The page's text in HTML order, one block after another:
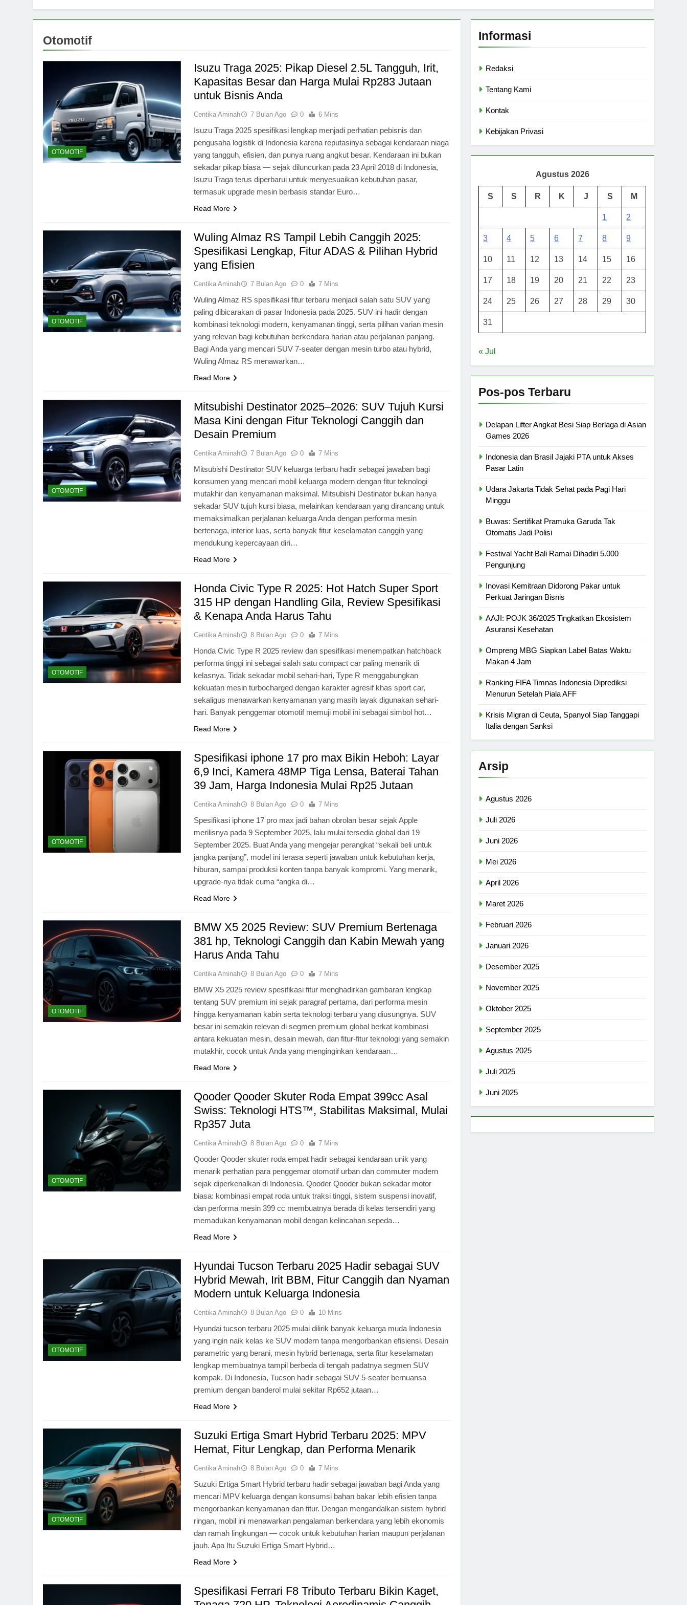
Otomotif
OTOMOTIF
Isuzu Traga 2025: Pikap Diesel 2.5L Tangguh, Irit,
Kapasitas Besar dan Harga Mulai Rp283 Jutaan
untuk Bisnis Anda
Centika Aminah 7 Bulan Ago 0 6 Mins
Isuzu Traga 2025 spesifikasi lengkap menjadi perhatian pebisnis dan
pengusaha logistik di Indonesia karena reputasinya sebagai kendaraan niaga
yang tangguh, efisien, dan punya ruang angkut besar. Kendaraan ini bukan
sekadar pikap biasa — sejak diluncurkan pada 23 April 2018 di Indonesia,
Isuzu Traga terus diperbarui untuk menyesuaikan kebutuhan pasar,
termasuk upgrade mesin berbasis standar Euro…
Read More
OTOMOTIF
Wuling Almaz RS Tampil Lebih Canggih 2025:
Spesifikasi Lengkap, Fitur ADAS & Pilihan Hybrid
yang Efisien
Centika Aminah 7 Bulan Ago 0 7 Mins
Wuling Almaz RS spesifikasi fitur terbaru menjadi salah satu SUV yang
paling dibicarakan di pasar Indonesia pada 2025. SUV ini hadir dengan
kombinasi teknologi modern, kenyamanan tinggi, serta pilihan varian mesin
yang relevan bagi kebutuhan berkendara harian atau perjalanan panjang.
Bagi Anda yang mencari SUV 7-seater dengan mesin turbo atau hybrid,
Wuling Almaz RS menawarkan…
Read More
OTOMOTIF
Mitsubishi Destinator 2025–2026: SUV Tujuh Kursi
Masa Kini dengan Fitur Teknologi Canggih dan
Desain Premium
Centika Aminah 7 Bulan Ago 0 7 Mins
Mitsubishi Destinator SUV keluarga terbaru hadir sebagai jawaban bagi
konsumen yang mencari mobil keluarga modern dengan fitur teknologi
mutakhir dan kenyamanan maksimal. Mitsubishi Destinator bukan hanya
sekadar SUV tujuh kursi biasa, melainkan kendaraan yang dirancang untuk
memaksimalkan perjalanan keluarga Anda dengan performa mesin
bertenaga, interior luas, serta banyak fitur keselamatan canggih yang
mendukung kepercayaan diri…
Read More
OTOMOTIF
Honda Civic Type R 2025: Hot Hatch Super Sport
315 HP dengan Handling Gila, Review Spesifikasi
& Kenapa Anda Harus Tahu
Centika Aminah 8 Bulan Ago 0 7 Mins
Honda Civic Type R 2025 review dan spesifikasi menempatkan hatchback
performa tinggi ini sebagai salah satu compact car paling menarik di
kelasnya. Tidak sekadar mobil sehari-hari, Type R menggabungkan
kekuatan mesin turbocharged dengan karakter agresif khas sport car,
sekaligus menawarkan kenyamanan yang masih layak digunakan sehari-
hari. Banyak penggemar otomotif memuji mobil ini sebagai simbol hot…
Read More
OTOMOTIF
Spesifikasi iphone 17 pro max Bikin Heboh: Layar
6,9 Inci, Kamera 48MP Tiga Lensa, Baterai Tahan
39 Jam, Harga Indonesia Mulai Rp25 Jutaan
Centika Aminah 8 Bulan Ago 0 7 Mins
Spesifikasi iphone 17 pro max jadi bahan obrolan besar sejak Apple
merilisnya pada 9 September 2025, lalu mulai tersedia global dari 19
September 2025. Buat Anda yang mengejar perangkat “sekali beli untuk
jangka panjang”, model ini terasa seperti jawaban untuk kebutuhan kerja,
hiburan, sampai produksi konten tanpa banyak kompromi. Yang menarik,
upgrade-nya tidak cuma “angka di…
Read More
OTOMOTIF
BMW X5 2025 Review: SUV Premium Bertenaga
381 hp, Teknologi Canggih dan Kabin Mewah yang
Harus Anda Tahu
Centika Aminah 8 Bulan Ago 0 7 Mins
BMW X5 2025 review spesifikasi fitur menghadirkan gambaran lengkap
tentang SUV premium ini sejak paragraf pertama, dari performa mesin
hingga kenyamanan kabin serta teknologi terbaru yang diusungnya. SUV
besar ini semakin relevan di segmen premium global berkat kombinasi
antara kekuatan mesin, desain mewah, dan fitur-fitur teknologi yang semakin
mutakhir, cocok untuk Anda yang menginginkan kendaraan…
Read More
OTOMOTIF
Qooder Qooder Skuter Roda Empat 399cc Asal
Swiss: Teknologi HTS™, Stabilitas Maksimal, Mulai
Rp357 Juta
Centika Aminah 8 Bulan Ago 0 7 Mins
Qooder Qooder skuter roda empat hadir sebagai kendaraan unik yang
menarik perhatian para penggemar otomotif urban dan commuter modern
sejak diperkenalkan di Indonesia. Qooder Qooder bukan sekadar motor
biasa: kombinasi empat roda untuk traksi tinggi, sistem suspensi inovatif,
dan performa mesin 399 cc membuatnya berada di kelas tersendiri yang
memadukan kenyamanan mobil dengan kelincahan sepeda…
Read More
OTOMOTIF
Hyundai Tucson Terbaru 2025 Hadir sebagai SUV
Hybrid Mewah, Irit BBM, Fitur Canggih dan Nyaman
Modern untuk Keluarga Indonesia
Centika Aminah 8 Bulan Ago 0 10 Mins
Hyundai tucson terbaru 2025 mulai dilirik banyak keluarga muda Indonesia
yang ingin naik kelas ke SUV modern tanpa mengorbankan efisiensi. Desain
parametric yang berani, mesin hybrid bertenaga, serta fitur keselamatan
lengkap membuatnya tampil berbeda di tengah padatnya segmen SUV
kompak. Di Indonesia, Tucson hadir sebagai SUV 5-seater bernuansa
premium dengan banderol mulai sekitar Rp652 jutaan…
Read More
OTOMOTIF
Suzuki Ertiga Smart Hybrid Terbaru 2025: MPV
Hemat, Fitur Lengkap, dan Performa Menarik
Centika Aminah 8 Bulan Ago 0 7 Mins
Suzuki Ertiga Smart Hybrid terbaru hadir sebagai jawaban bagi Anda yang
mencari MPV keluarga dengan konsumsi bahan bakar lebih efisien tanpa
mengorbankan kenyamanan dan fitur. Dengan mengandalkan sistem hybrid
ringan, mobil ini menawarkan pengalaman berkendara yang lebih ekonomis
dan ramah lingkungan — cocok untuk kebutuhan harian maupun perjalanan
jauh. Apa Itu Suzuki Ertiga Smart Hybrid…
Read More
Spesifikasi Ferrari F8 Tributo Terbaru Bikin Kaget,
Informasi
Redaksi
Tentang Kami
Kontak
Kebijakan Privasi
Agustus 2026
S S R K J S M
1 2
3 4 5 6 7 8 9
10 11 12 13 14 15 16
17 18 19 20 21 22 23
24 25 26 27 28 29 30
31
« Jul
Pos-pos Terbaru
Delapan Lifter Angkat Besi Siap Berlaga di Asian
Games 2026
Indonesia dan Brasil Jajaki PTA untuk Akses
Pasar Latin
Udara Jakarta Tidak Sehat pada Pagi Hari
Minggu
Buwas: Sertifikat Pramuka Garuda Tak
Otomatis Jadi Polisi
Festival Yacht Bali Ramai Dihadiri 5.000
Pengunjung
Inovasi Kemitraan Didorong Pakar untuk
Perkuat Jaringan Bisnis
AAJI: POJK 36/2025 Tingkatkan Ekosistem
Asuransi Kesehatan
Ompreng MBG Siapkan Label Batas Waktu
Makan 4 Jam
Ranking FIFA Timnas Indonesia Diprediksi
Menurun Setelah Piala AFF
Krisis Migran di Ceuta, Spanyol Siap Tanggapi
Italia dengan Sanksi
Arsip
Agustus 2026
Juli 2026
Juni 2026
Mei 2026
April 2026
Maret 2026
Februari 2026
Januari 2026
Desember 2025
November 2025
Oktober 2025
September 2025
Agustus 2025
Juli 2025
Juni 2025